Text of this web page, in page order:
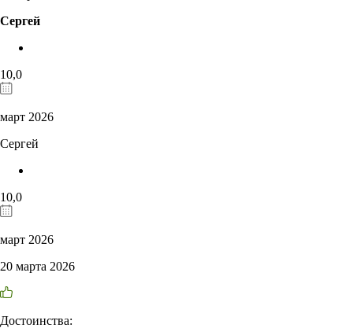
Сергей
10,0
март 2026
Сергей
10,0
март 2026
20 марта 2026
Достоинства: